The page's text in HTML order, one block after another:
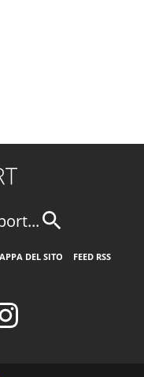
DEL SITO
FEED RSS